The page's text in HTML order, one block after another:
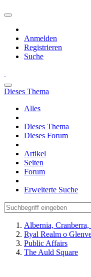
Anmelden
Registrieren
Suche
Dieses Thema
Alles
Dieses Thema
Dieses Forum
Artikel
Seiten
Forum
Erweiterte Suche
Albernia,
Ryal Realm o
Public Affairs
The Auld Square